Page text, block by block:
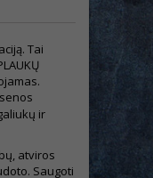
Tai
ir
atviros
Saugoti